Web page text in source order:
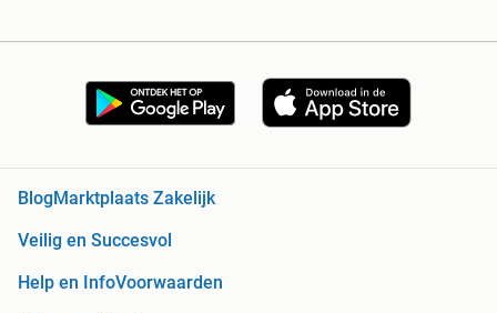
Blog Marktplaats Zakelijk
Veilig en Succesvol
Help en InfoVoorwaarden